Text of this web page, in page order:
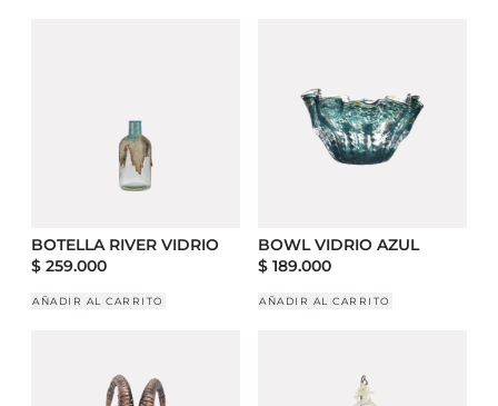
BOTELLA RIVER VIDRIO
$ 259.000
AÑADIR AL CARRITO
BOWL VIDRIO AZUL
$ 189.000
AÑADIR AL CARRITO